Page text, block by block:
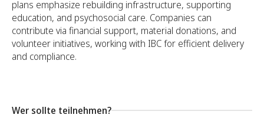
plans emphasize rebuilding infrastructure, supporting
education, and psychosocial care. Companies can
contribute via financial support, material donations, and
volunteer initiatives, working with IBC for efficient delivery
and compliance.
Wer sollte teilnehmen?